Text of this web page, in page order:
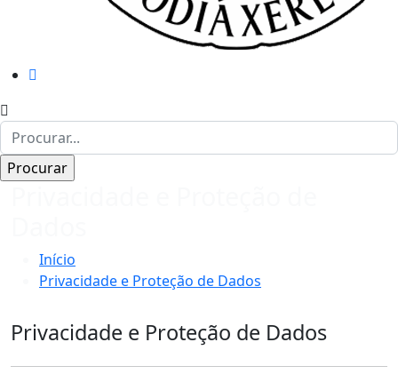
Início
Privacidade e Proteção de Dados
Privacidade e Proteção de Dados